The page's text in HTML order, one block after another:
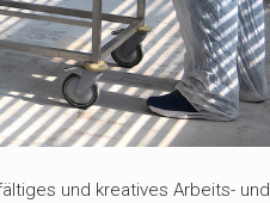
und kreatives Arbeits- und